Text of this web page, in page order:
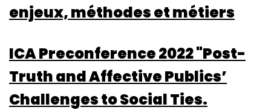
enjeux, méthodes et métiers
ICA Preconference 2022 "Post-
Truth and Affective Publics’
Challenges to Social Ties.